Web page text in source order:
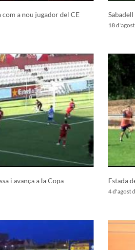
a nou jugador del CE
18
i avança a la Copa
Estada
4 d'agost